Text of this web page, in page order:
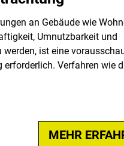
an Gebäude wie
Umnutzbarkeit und
werden, ist eine
Verfahren wie
MEHR